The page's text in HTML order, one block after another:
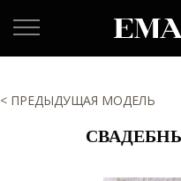
< ПРЕДЫДУЩАЯ МОДЕЛЬ